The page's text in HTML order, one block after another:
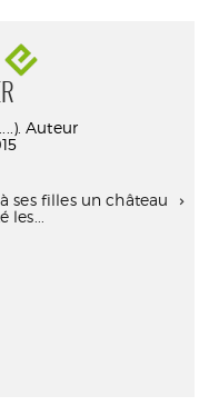
Auteur
ses filles un château